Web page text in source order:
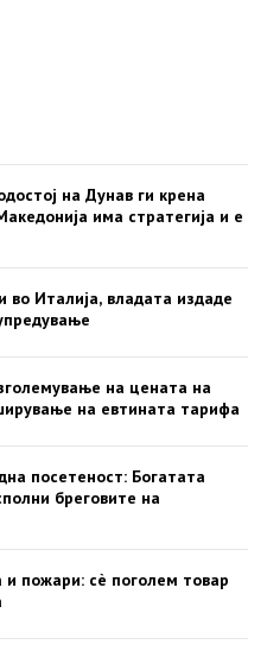
на Дунав ги крена
има стратегија и е
во Италија, владата издаде
на цената на
на евтината тарифа
посетеност: Богатата
бреговите на
пожари: сè поголем товар